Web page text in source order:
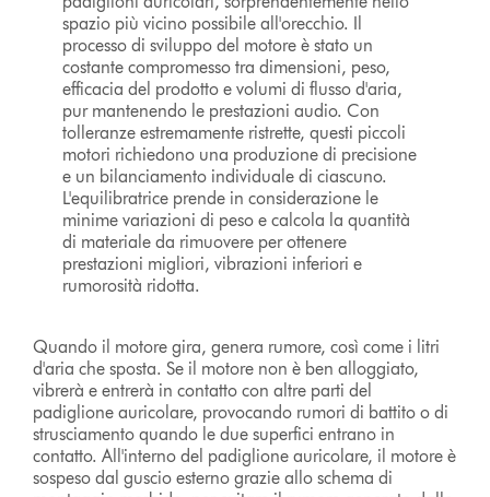
spazio più vicino possibile all'orecchio. Il
processo di sviluppo del motore è stato un
costante compromesso tra dimensioni, peso,
efficacia del prodotto e volumi di flusso d'aria,
pur mantenendo le prestazioni audio. Con
tolleranze estremamente ristrette, questi piccoli
motori richiedono una produzione di precisione
e un bilanciamento individuale di ciascuno.
L'equilibratrice prende in considerazione le
minime variazioni di peso e calcola la quantità
di materiale da rimuovere per ottenere
prestazioni migliori, vibrazioni inferiori e
rumorosità ridotta.
Quando il motore gira, genera rumore, così come i litri
d'aria che sposta. Se il motore non è ben alloggiato,
vibrerà e entrerà in contatto con altre parti del
padiglione auricolare, provocando rumori di battito o di
strusciamento quando le due superfici entrano in
contatto. All'interno del padiglione auricolare, il motore è
sospeso dal guscio esterno grazie allo schema di